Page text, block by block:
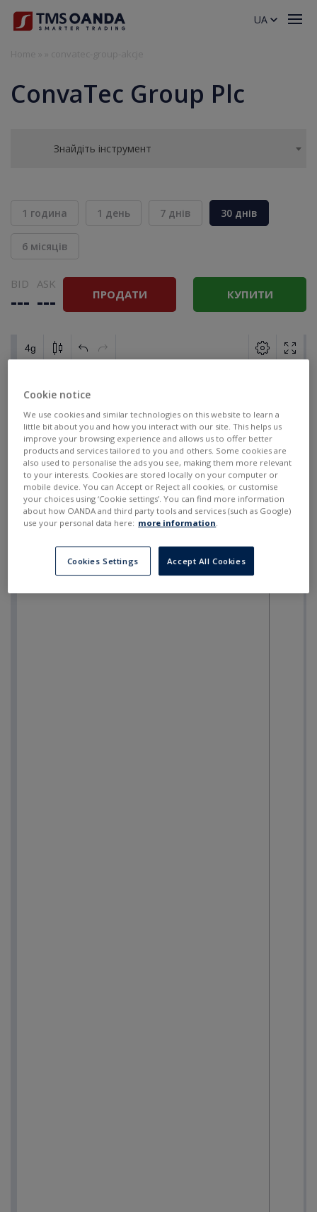
ConvaTec Group Plc
Знайдіть інструмент
1 година 1 день 7 днів 30 днів
6 місяців
BID
---
ASK
--- ПРОДАТИ КУПИТИ
UA
Cookie notice
We use cookies and similar technologies on this website to learn a
little bit about you and how you interact with our site. This helps us
improve your browsing experience and allows us to offer better
products and services tailored to you and others. Some cookies are
also used to personalise the ads you see, making them more relevant
to your interests. Cookies are stored locally on your computer or
mobile device. You can Accept or Reject all cookies, or customise
your choices using ‘Cookie settings’. You can find more information
about how OANDA and third party tools and services (such as Google)
use your personal data here: more information.
Cookies Settings Accept All Cookies